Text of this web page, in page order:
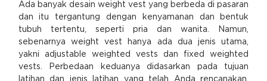
Ada banyak desain weight vest yang berbeda di pasaran
dan itu tergantung dengan kenyamanan dan bentuk
tubuh tertentu, seperti pria dan wanita. Namun,
sebenarnya weight vest hanya ada dua jenis utama,
yakni adjustable weighted vests dan fixed weighted
vests. Perbedaan keduanya didasarkan pada tujuan